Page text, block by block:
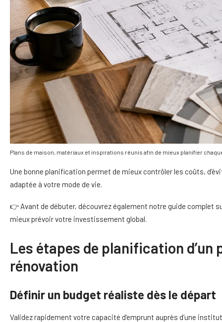
Plans de maison, matériaux et inspirations réunis afin de mieux planifier
Une bonne planification permet de mieux contrôler les coûts,
adaptée à votre mode de vie.
👉 Avant de débuter, découvrez également notre guide complet
mieux prévoir votre investissement global.
Les étapes de planification
rénovation
Définir un budget réaliste dès le départ
Validez rapidement votre capacité d’emprunt auprès d’une